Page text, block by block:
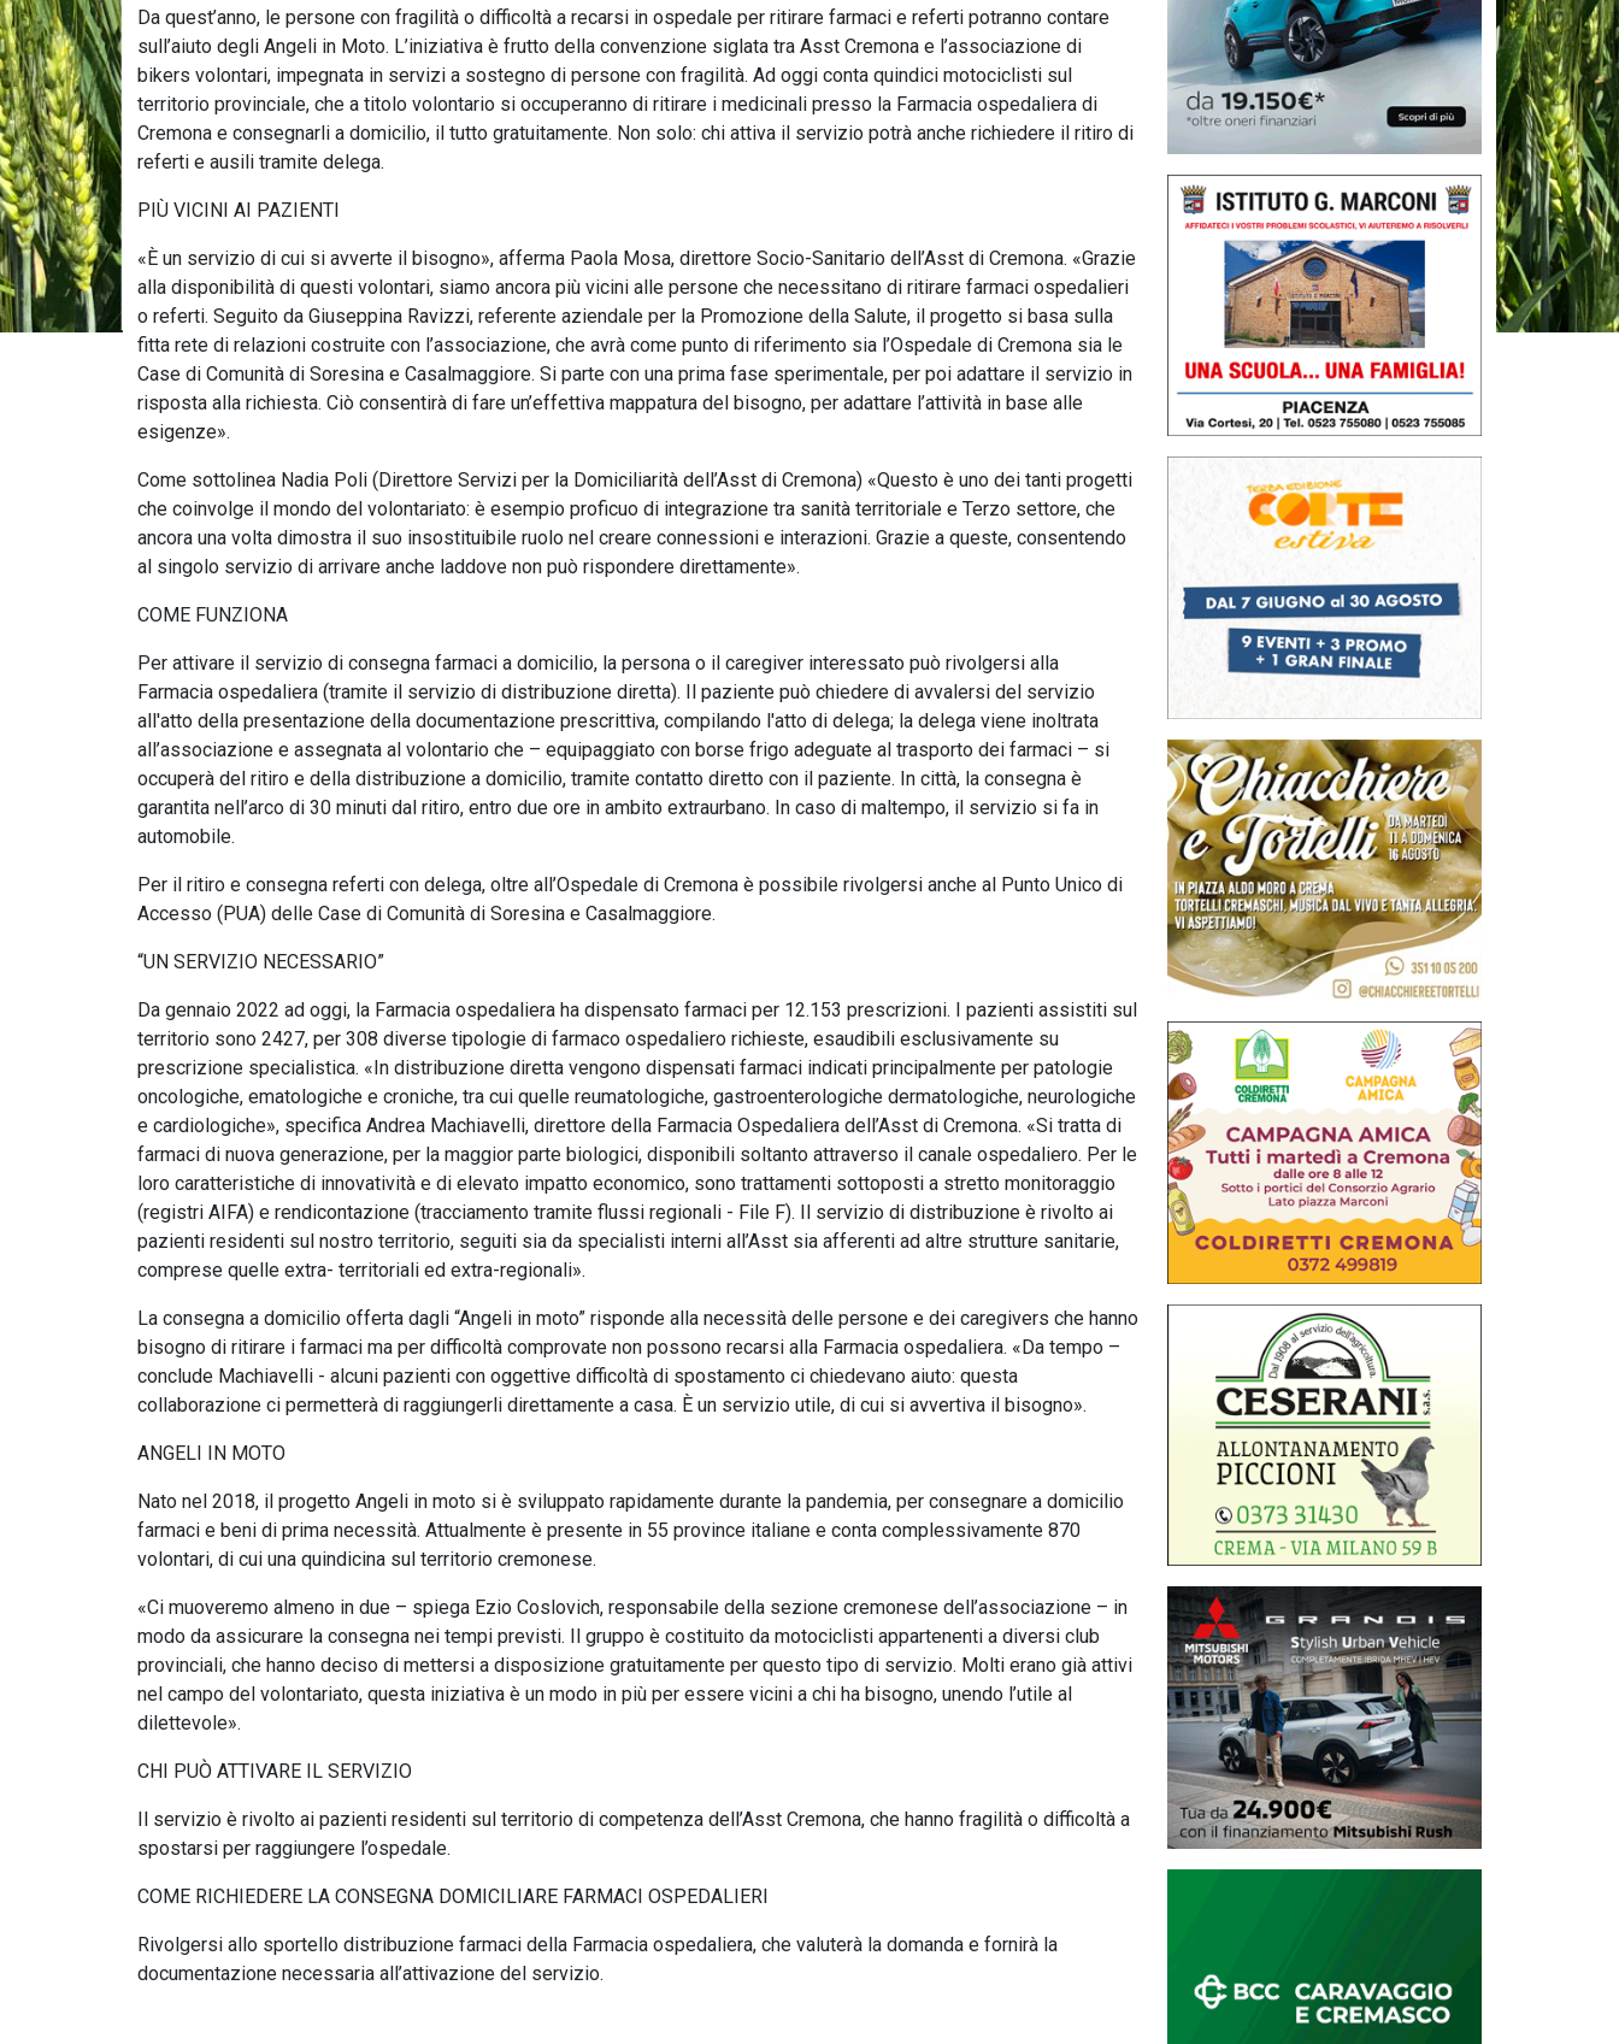
Da quest’anno, le persone con fragilità o difficoltà a recarsi in ospedale per ritirare farmaci e referti potranno contare
sull’aiuto degli Angeli in Moto. L’iniziativa è frutto della convenzione siglata tra Asst Cremona e l’associazione di
bikers volontari, impegnata in servizi a sostegno di persone con fragilità. Ad oggi conta quindici motociclisti sul
territorio provinciale, che a titolo volontario si occuperanno di ritirare i medicinali presso la Farmacia ospedaliera di
Cremona e consegnarli a domicilio, il tutto gratuitamente. Non solo: chi attiva il servizio potrà anche richiedere il ritiro di
referti e ausili tramite delega.
PIÙ VICINI AI PAZIENTI
«È un servizio di cui si avverte il bisogno», afferma Paola Mosa, direttore Socio-Sanitario dell’Asst di Cremona. «Grazie
alla disponibilità di questi volontari, siamo ancora più vicini alle persone che necessitano di ritirare farmaci ospedalieri
o referti. Seguito da Giuseppina Ravizzi, referente aziendale per la Promozione della Salute, il progetto si basa sulla
fitta rete di relazioni costruite con l’associazione, che avrà come punto di riferimento sia l’Ospedale di Cremona sia le
Case di Comunità di Soresina e Casalmaggiore. Si parte con una prima fase sperimentale, per poi adattare il servizio in
risposta alla richiesta. Ciò consentirà di fare un’effettiva mappatura del bisogno, per adattare l’attività in base alle
esigenze».
Come sottolinea Nadia Poli (Direttore Servizi per la Domiciliarità dell’Asst di Cremona) «Questo è uno dei tanti progetti
che coinvolge il mondo del volontariato: è esempio proficuo di integrazione tra sanità territoriale e Terzo settore, che
ancora una volta dimostra il suo insostituibile ruolo nel creare connessioni e interazioni. Grazie a queste, consentendo
al singolo servizio di arrivare anche laddove non può rispondere direttamente».
COME FUNZIONA
Per attivare il servizio di consegna farmaci a domicilio, la persona o il caregiver interessato può rivolgersi alla
Farmacia ospedaliera (tramite il servizio di distribuzione diretta). Il paziente può chiedere di avvalersi del servizio
all'atto della presentazione della documentazione prescrittiva, compilando l'atto di delega; la delega viene inoltrata
all’associazione e assegnata al volontario che – equipaggiato con borse frigo adeguate al trasporto dei farmaci – si
occuperà del ritiro e della distribuzione a domicilio, tramite contatto diretto con il paziente. In città, la consegna è
garantita nell’arco di 30 minuti dal ritiro, entro due ore in ambito extraurbano. In caso di maltempo, il servizio si fa in
automobile.
Per il ritiro e consegna referti con delega, oltre all’Ospedale di Cremona è possibile rivolgersi anche al Punto Unico di
Accesso (PUA) delle Case di Comunità di Soresina e Casalmaggiore.
“UN SERVIZIO NECESSARIO”
Da gennaio 2022 ad oggi, la Farmacia ospedaliera ha dispensato farmaci per 12.153 prescrizioni. I pazienti assistiti sul
territorio sono 2427, per 308 diverse tipologie di farmaco ospedaliero richieste, esaudibili esclusivamente su
prescrizione specialistica. «In distribuzione diretta vengono dispensati farmaci indicati principalmente per patologie
oncologiche, ematologiche e croniche, tra cui quelle reumatologiche, gastroenterologiche dermatologiche, neurologiche
e cardiologiche», specifica Andrea Machiavelli, direttore della Farmacia Ospedaliera dell’Asst di Cremona. «Si tratta di
farmaci di nuova generazione, per la maggior parte biologici, disponibili soltanto attraverso il canale ospedaliero. Per le
loro caratteristiche di innovatività e di elevato impatto economico, sono trattamenti sottoposti a stretto monitoraggio
(registri AIFA) e rendicontazione (tracciamento tramite flussi regionali - File F). Il servizio di distribuzione è rivolto ai
pazienti residenti sul nostro territorio, seguiti sia da specialisti interni all’Asst sia afferenti ad altre strutture sanitarie,
comprese quelle extra- territoriali ed extra-regionali».
La consegna a domicilio offerta dagli “Angeli in moto” risponde alla necessità delle persone e dei caregivers che hanno
bisogno di ritirare i farmaci ma per difficoltà comprovate non possono recarsi alla Farmacia ospedaliera. «Da tempo –
conclude Machiavelli - alcuni pazienti con oggettive difficoltà di spostamento ci chiedevano aiuto: questa
collaborazione ci permetterà di raggiungerli direttamente a casa. È un servizio utile, di cui si avvertiva il bisogno».
ANGELI IN MOTO
Nato nel 2018, il progetto Angeli in moto si è sviluppato rapidamente durante la pandemia, per consegnare a domicilio
farmaci e beni di prima necessità. Attualmente è presente in 55 province italiane e conta complessivamente 870
volontari, di cui una quindicina sul territorio cremonese.
«Ci muoveremo almeno in due – spiega Ezio Coslovich, responsabile della sezione cremonese dell’associazione – in
modo da assicurare la consegna nei tempi previsti. Il gruppo è costituito da motociclisti appartenenti a diversi club
provinciali, che hanno deciso di mettersi a disposizione gratuitamente per questo tipo di servizio. Molti erano già attivi
nel campo del volontariato, questa iniziativa è un modo in più per essere vicini a chi ha bisogno, unendo l’utile al
dilettevole».
CHI PUÒ ATTIVARE IL SERVIZIO
Il servizio è rivolto ai pazienti residenti sul territorio di competenza dell’Asst Cremona, che hanno fragilità o difficoltà a
spostarsi per raggiungere l’ospedale.
COME RICHIEDERE LA CONSEGNA DOMICILIARE FARMACI OSPEDALIERI
Rivolgersi allo sportello distribuzione farmaci della Farmacia ospedaliera, che valuterà la domanda e fornirà la
documentazione necessaria all’attivazione del servizio.